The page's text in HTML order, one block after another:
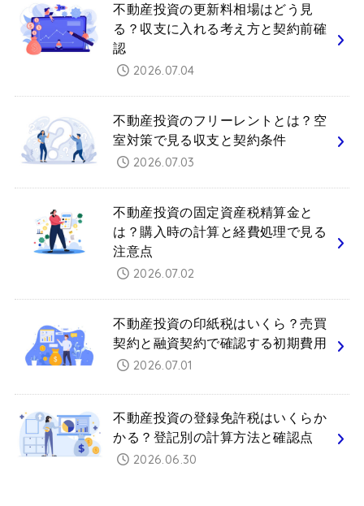
不動産投資の更新料相場はどう見
る？収支に入れる考え方と契約前確
認
2026.07.04
不動産投資のフリーレントとは？空
室対策で見る収支と契約条件
2026.07.03
不動産投資の固定資産税精算金と
は？購入時の計算と経費処理で見る
注意点
2026.07.02
不動産投資の印紙税はいくら？売買
契約と融資契約で確認する初期費用
2026.07.01
不動産投資の登録免許税はいくらか
かる？登記別の計算方法と確認点
2026.06.30